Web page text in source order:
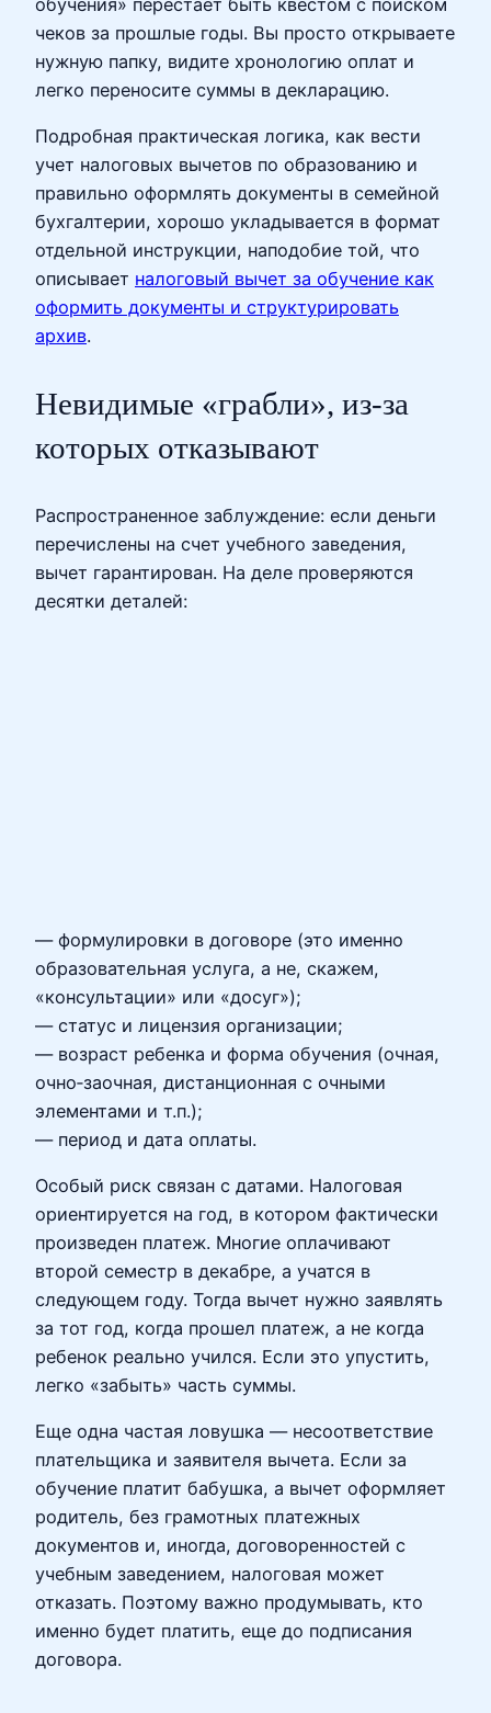
чеков за прошлые годы. Вы просто открываете
нужную папку, видите хронологию оплат и
легко переносите суммы в декларацию.
Подробная практическая логика, как вести
учет налоговых вычетов по образованию и
правильно оформлять документы в семейной
бухгалтерии, хорошо укладывается в формат
отдельной инструкции, наподобие той, что
описывает налоговый вычет за обучение как
оформить документы и структурировать
архив.
Невидимые «грабли», из‑за
которых отказывают
Распространенное заблуждение: если деньги
перечислены на счет учебного заведения,
вычет гарантирован. На деле проверяются
десятки деталей:
— формулировки в договоре (это именно
образовательная услуга, а не, скажем,
«консультации» или «досуг»);
— статус и лицензия организации;
— возраст ребенка и форма обучения (очная,
очно‑заочная, дистанционная с очными
элементами и т.п.);
— период и дата оплаты.
Особый риск связан с датами. Налоговая
ориентируется на год, в котором фактически
произведен платеж. Многие оплачивают
второй семестр в декабре, а учатся в
следующем году. Тогда вычет нужно заявлять
за тот год, когда прошел платеж, а не когда
ребенок реально учился. Если это упустить,
легко «забыть» часть суммы.
Еще одна частая ловушка — несоответствие
плательщика и заявителя вычета. Если за
обучение платит бабушка, а вычет оформляет
родитель, без грамотных платежных
документов и, иногда, договоренностей с
учебным заведением, налоговая может
отказать. Поэтому важно продумывать, кто
именно будет платить, еще до подписания
договора.